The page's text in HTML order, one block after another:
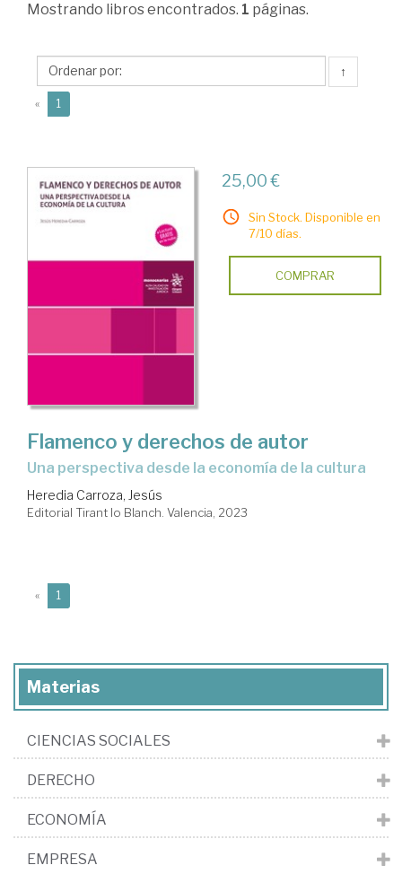
Heredia
Jesús
Mostrando libros encontrados. 1 páginas.
↑
« 1
25,00 €
Sin Stock. Disponible en
7/10 días.
COMPRAR
Flamenco y derechos de autor
una perspectiva desde la economía de la cultura
Heredia Carroza, Jesús
Editorial Tirant lo Blanch. Valencia, 2023
« 1
Materias
CIENCIAS SOCIALES
DERECHO
ECONOMÍA
EMPRESA